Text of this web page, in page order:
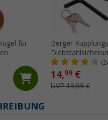
für
Berger
14,99 €
UVP 19,99 €